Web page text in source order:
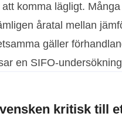
att komma lägligt.
åratal mellan
gäller
en SIFO-
kritisk till